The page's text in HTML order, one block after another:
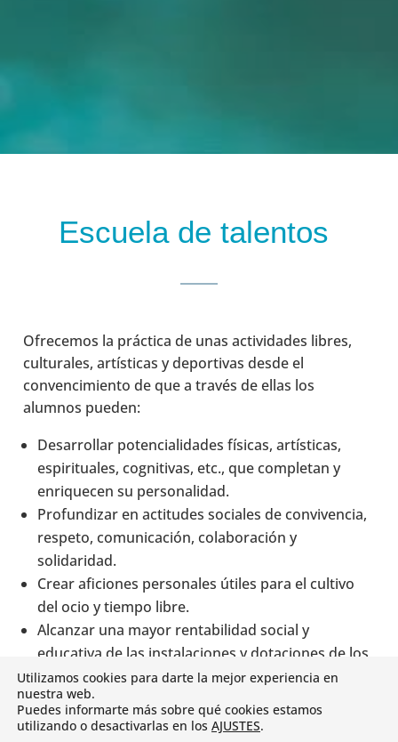
Escuela de talentos
Ofrecemos la práctica de unas actividades libres,
culturales, artísticas y deportivas desde el
convencimiento de que a través de ellas los
alumnos pueden:
Desarrollar potencialidades físicas, artísticas,
espirituales, cognitivas, etc., que completan y
enriquecen su personalidad.
Profundizar en actitudes sociales de convivencia,
respeto, comunicación, colaboración y
solidaridad.
Crear aficiones personales útiles para el cultivo
del ocio y tiempo libre.
Alcanzar una mayor rentabilidad social y
educativa de las instalaciones y dotaciones de los
centros.
Facilitar una relación de los alumnos con el centro
menos marcado por la obligatoriedad y la rigidez
Utilizamos cookies para darte la mejor experiencia en
nuestra web.
Puedes informarte más sobre qué cookies estamos
utilizando o desactivarlas en los AJUSTES.